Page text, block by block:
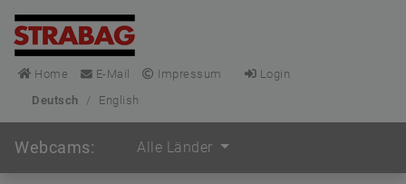
Home E-Mail Impressum
Login
Deutsch
/ English
Webcams: Alle Länder